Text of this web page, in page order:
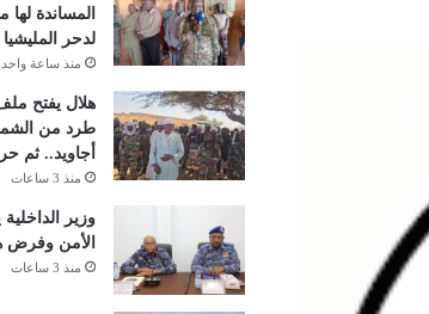
المساندة
لدحر
منذ ساعة
هلال يفتح
طرد من
أجاويد.. ثم
منذ 3 ساعات
وزير
الأمن وفرض
منذ 3 ساعات